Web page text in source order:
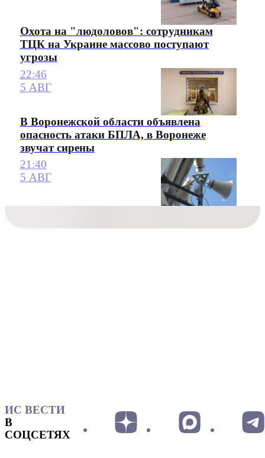
Охота на "людоловов": сотрудникам
ТЦК на Украине массово поступают
угрозы
22:46
5 АВГ
В Воронежской области объявлена
опасность атаки БПЛА, в Воронеже
звучат сирены
21:40
5 АВГ
ИС ВЕСТИ
В
СОЦСЕТЯХ